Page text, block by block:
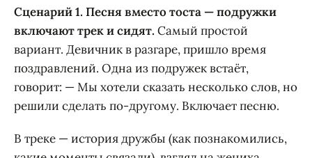
Сценарий 1. Песня вместо тоста — подружки
включают трек и сидят. Самый простой
вариант. Девичник в разгаре, пришло время
поздравлений. Одна из подружек встаёт,
говорит: — Мы хотели сказать несколько слов, но
решили сделать по-другому. Включает песню.
В треке — история дружбы (как познакомились,